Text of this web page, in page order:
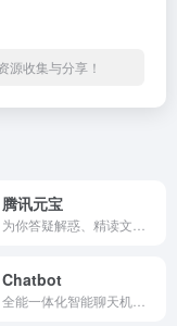
源收集与分享！
腾讯元宝
Chatbot